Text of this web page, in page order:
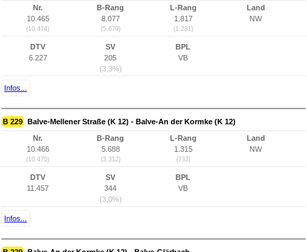
Nr.
10.465
(10.474)
B-Rang
8.077
(5.679)
L-Rang
1.817
(1.231)
Land
NW
DTV
6.227
SV
205
(3,3%)
BPL
VB
Infos...
B 229 Balve-Mellener Straße (K 12) - Balve-An der Kormke (K 12)
Nr.
10.466
(10.475)
B-Rang
5.688
(3.312)
L-Rang
1.315
(733)
Land
NW
DTV
11.457
SV
344
(3,0%)
BPL
VB
Infos...